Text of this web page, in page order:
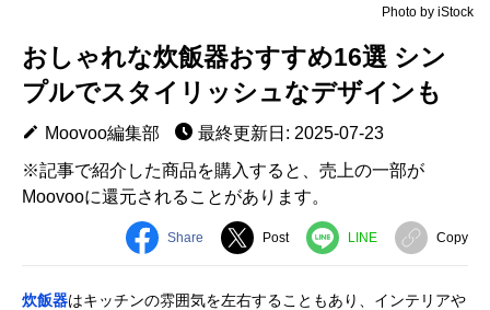
Photo by iStock
おしゃれな炊飯器おすすめ16選 シン
プルでスタイリッシュなデザインも
Moovoo編集部
最終更新日: 2025-07-23
※記事で紹介した商品を購入すると、売上の一部が
Moovooに還元されることがあります。
Share Post LINE Copy
炊飯器はキッチンの雰囲気を左右することもあり、インテリアや